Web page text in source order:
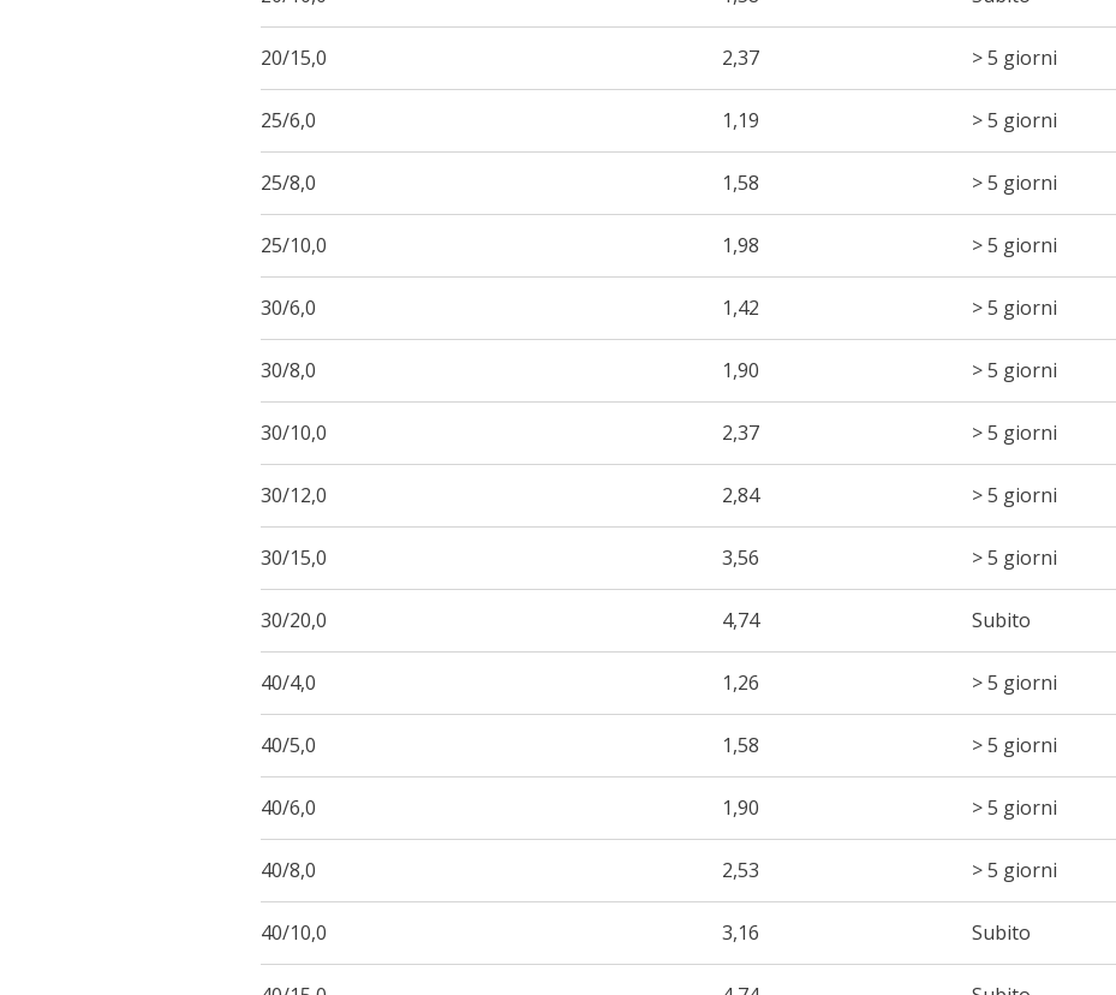
20/15,0 2,37 > 5 giorni
25/6,0 1,19 > 5 giorni
25/8,0 1,58 > 5 giorni
25/10,0 1,98 > 5 giorni
30/6,0 1,42 > 5 giorni
30/8,0 1,90 > 5 giorni
30/10,0 2,37 > 5 giorni
30/12,0 2,84 > 5 giorni
30/15,0 3,56 > 5 giorni
30/20,0 4,74 Subito
40/4,0 1,26 > 5 giorni
40/5,0 1,58 > 5 giorni
40/6,0 1,90 > 5 giorni
40/8,0 2,53 > 5 giorni
40/10,0 3,16 Subito